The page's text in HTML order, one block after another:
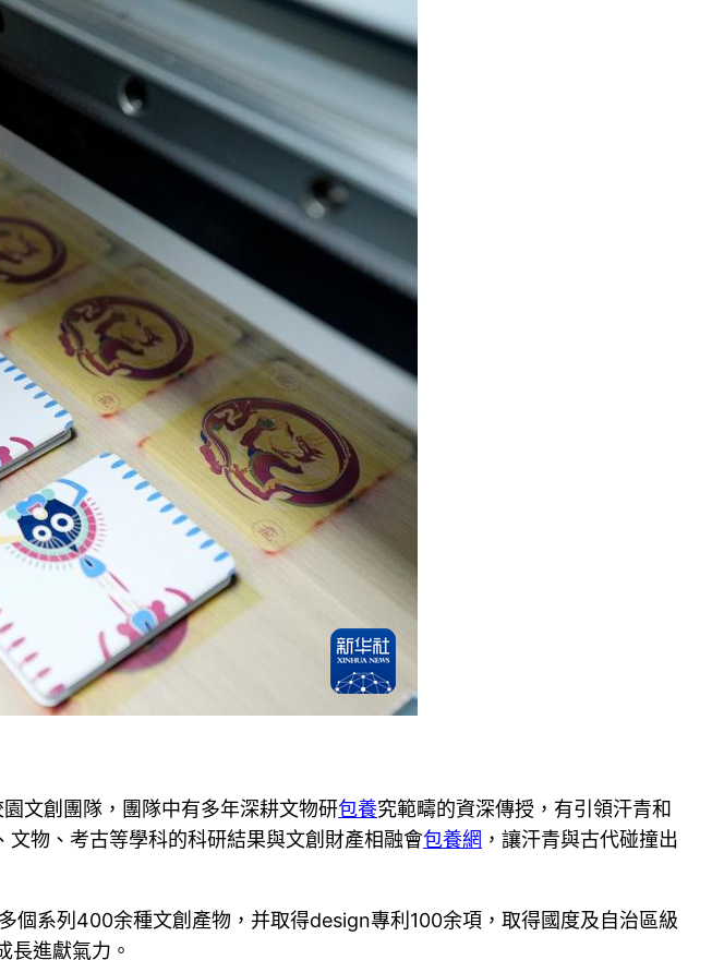
文創團隊，團隊中有多年深耕文物研包養究範疇的資深傳授，有引領汗青和
物、考古等學科的科研結果與文創財產相融會包養網 ，讓汗青與古代碰撞出
個系列400余種文創產物，并取得design專利100余項，取得國度及自治區級
長進獻氣力。